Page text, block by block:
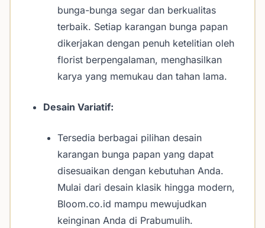
bunga-bunga segar dan berkualitas
terbaik. Setiap karangan bunga papan
dikerjakan dengan penuh ketelitian oleh
florist berpengalaman, menghasilkan
karya yang memukau dan tahan lama.
Desain Variatif:
Tersedia berbagai pilihan desain
karangan bunga papan yang dapat
disesuaikan dengan kebutuhan Anda.
Mulai dari desain klasik hingga modern,
Bloom.co.id mampu mewujudkan
keinginan Anda di Prabumulih.